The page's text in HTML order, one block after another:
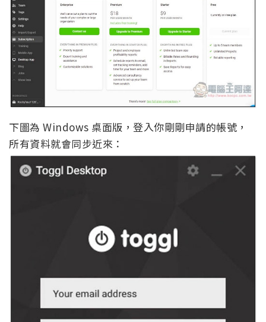
下圖為 Windows 桌面版，登入你剛剛申請的帳號，
所有資料就會同步近來：